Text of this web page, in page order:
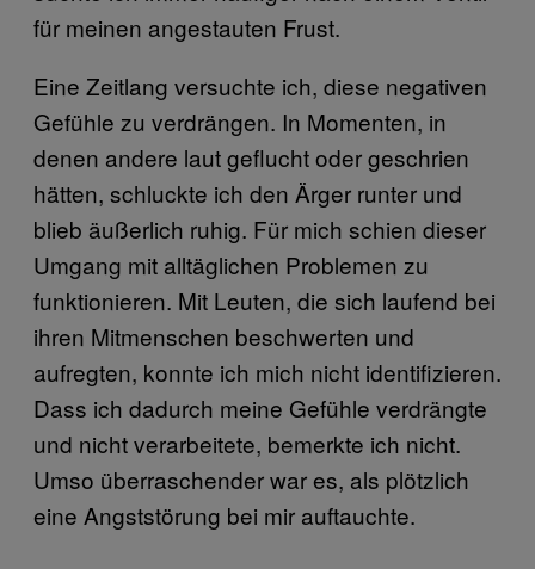
für meinen angestauten Frust.
Eine Zeitlang versuchte ich, diese negativen
Gefühle zu verdrängen. In Momenten, in
denen andere laut geflucht oder geschrien
hätten, schluckte ich den Ärger runter und
blieb äußerlich ruhig. Für mich schien dieser
Umgang mit alltäglichen Problemen zu
funktionieren. Mit Leuten, die sich laufend bei
ihren Mitmenschen beschwerten und
aufregten, konnte ich mich nicht identifizieren.
Dass ich dadurch meine Gefühle verdrängte
und nicht verarbeitete, bemerkte ich nicht.
Umso überraschender war es, als plötzlich
eine Angststörung bei mir auftauchte.